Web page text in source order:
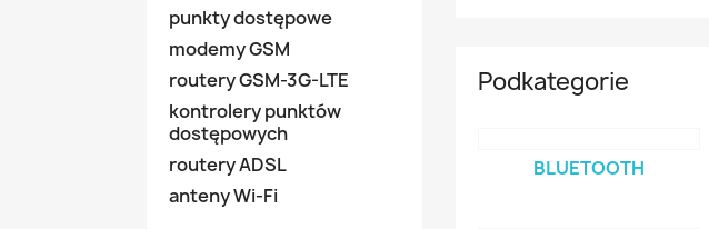
punkty dostępowe
modemy GSM
routery GSM-3G-LTE
kontrolery punktów
dostępowych
routery ADSL
anteny Wi-Fi
Podkategorie
BLUETOOTH